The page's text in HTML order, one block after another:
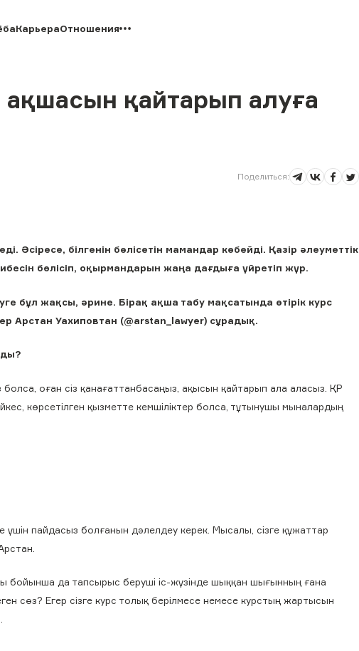
КарьераОтношения
қайтарып алуға
Поделиться:
Әсіресе, білгенін бөлісетін мамандар көбейді. Қазір әлеуметтік
бөлісіп, оқырмандарын жаңа дағдыға үйретіп жүр.
бұл жақсы, әрине. Бірақ ақша табу мақсатында өтірік курс
Арстан Уахиповтан (@arstan_lawyer) сұрадық.
оған сіз қанағаттанбасаңыз, ақысын қайтарып ала аласыз. ҚР
көрсетілген қызметте кемшіліктер болса, тұтынушы мыналардың
үшін пайдасыз болғанын дәлелдеу керек. Мысалы, сізге құжаттар
бойынша да тапсырыс беруші іс-жүзінде шыққан шығынның ғана
сөз? Егер сізге курс толық берілмесе немесе курстың жартысын